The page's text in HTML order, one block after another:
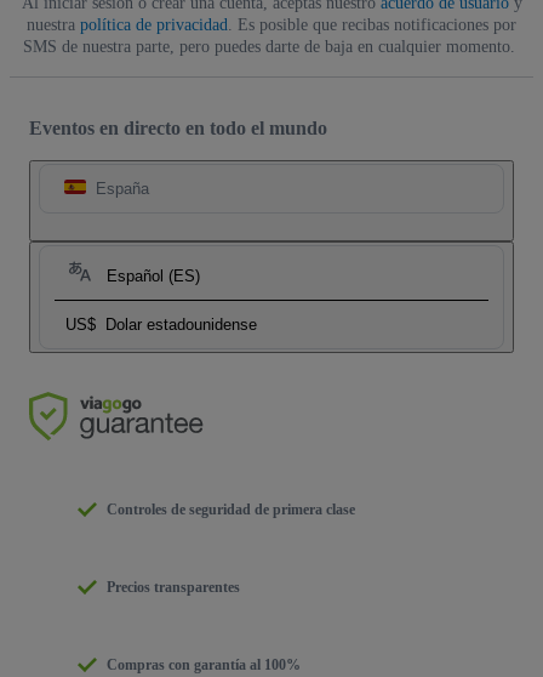
nuestra política de privacidad . Es posible que recibas notificaciones por
SMS de nuestra parte, pero puedes darte de baja en cualquier momento.
Eventos en directo en todo el mundo
España
Español (ES)
US$ Dolar estadounidense
Controles de seguridad de primera clase
Precios transparentes
Compras con garantía al 100%